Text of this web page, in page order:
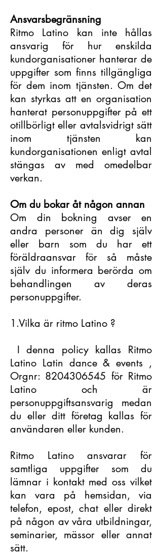
Ansvarsbegränsning
Ritmo Latino kan inte hållas
ansvarig för hur enskilda
kundorganisationer hanterar de
uppgifter som finns tillgängliga
för dem inom tjänsten. Om det
kan styrkas att en organisation
hanterat personuppgifter på ett
otillbörligt eller avtalsvidrigt sätt
inom tjänsten kan
kundorganisationen enligt avtal
stängas av med omedelbar
verkan.
Om du bokar åt någon annan
Om din bokning avser en
andra personer än dig själv
eller barn som du har ett
föräldraansvar för så måste
själv du informera berörda om
behandlingen av deras
personuppgifter.
1.Vilka är ritmo Latino ?
I denna policy kallas Ritmo
Latino Latin dance & events ,
Orgnr: 8204306545 för Ritmo
Latino och är
personuppgiftsansvarig medan
du eller ditt företag kallas för
användaren eller kunden.
Ritmo Latino ansvarar för
samtliga uppgifter som du
lämnar i kontakt med oss vilket
kan vara på hemsidan, via
telefon, epost, chat eller direkt
på någon av våra utbildningar,
seminarier, mässor eller annat
sätt.